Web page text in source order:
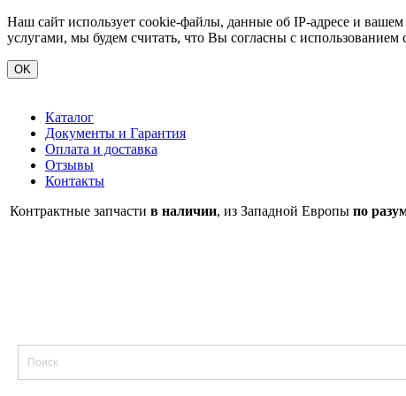
Наш сайт использует cookie-файлы, данные об IP-адресе и
услугами, мы будем считать, что Вы согласны с использованием
OK
Каталог
Документы и Гарантия
Оплата и доставка
Отзывы
Контакты
Контрактные запчасти в наличии, из Западной Европы по